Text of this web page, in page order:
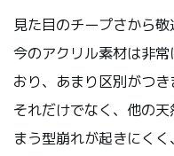
見た目のチープさから
今のアクリル素材は非
おり、あまり区別がつき
それだけでなく、他の
まう型崩れが起きにく